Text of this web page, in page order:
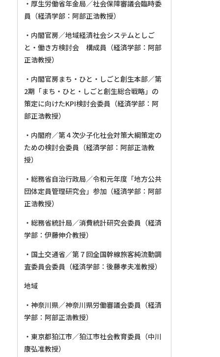
・厚生労働省年金局／社会保障審議会臨時委
員（経済学部：阿部正浩教授）
・内閣官房／地域経済社会システムとしご
と・働き方検討会 構成員（経済学部：阿部
正浩教授）
・内閣官房まち・ひと・しごと創生本部／第
2期「まち・ひと・しごと創生総合戦略」の
策定に向けたKPI検討会委員（経済学部：阿
部正浩教授）
・内閣府／第４次少子化社会対策大綱策定の
ための検討会委員（経済学部：阿部正浩教
授）
・総務省自治行政局／令和元年度「地方公共
団体定員管理研究会」参加（経済学部：阿部
正浩教授）
・総務省統計局／消費統計研究会委員（経済
学部：伊藤伸介教授）
・国土交通省／第７回全国幹線旅客純流動調
査委員会委員（経済学部：後藤孝夫准教授）
地域
・神奈川県／神奈川県労働審議会委員（経済
学部：阿部正浩教授）
・東京都狛江市／狛江市社会教育委員（中川
康弘准教授）